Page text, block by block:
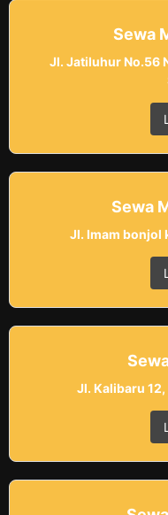
Sewa
Jl. Jatiluhur No.56
Sewa
Jl. Imam bonjol
Jl. Kalibaru